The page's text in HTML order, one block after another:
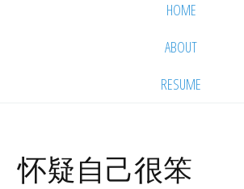
HOME
ABOUT
RESUME
怀疑自己很笨